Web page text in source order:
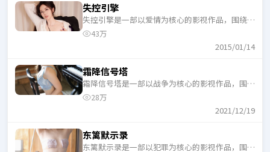
失控引擎
失控引擎是一部以爱情为核心的影视作品，围绕危
机、反转与人物成长展开，整体节奏紧凑，适合一
43万
2015/01/14
霜降信号塔
霜降信号塔是一部以战争为核心的影视作品，围绕
危机、反转与人物成长展开，整体节奏紧凑，适合
28万
2021/12/19
东篱默示录
东篱默示录是一部以犯罪为核心的影视作品，围绕